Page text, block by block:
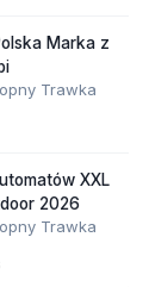
Marka z
Trawka
XXL
2026
Trawka